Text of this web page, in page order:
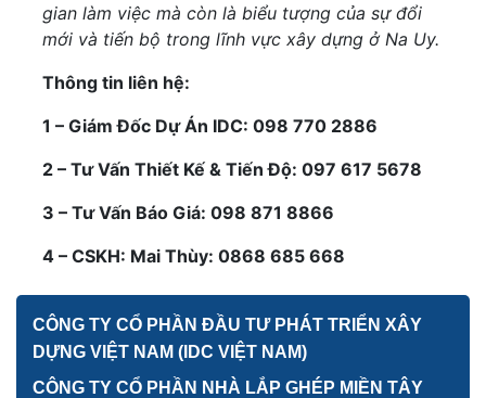
gian làm việc mà còn là biểu tượng của sự đổi
mới và tiến bộ trong lĩnh vực xây dựng ở Na Uy.
Thông tin liên hệ:
1 – Giám Đốc Dự Án IDC: 098 770 2886
2 – Tư Vấn Thiết Kế & Tiến Độ: 097 617 5678
3 – Tư Vấn Báo Giá: 098 871 8866
4 – CSKH: Mai Thùy: 0868 685 668
CÔNG TY CỔ PHẦN ĐẦU TƯ PHÁT TRIỂN XÂY
DỰNG VIỆT NAM (IDC VIỆT NAM)
CÔNG TY CỔ PHẦN NHÀ LẮP GHÉP MIỀN TÂY